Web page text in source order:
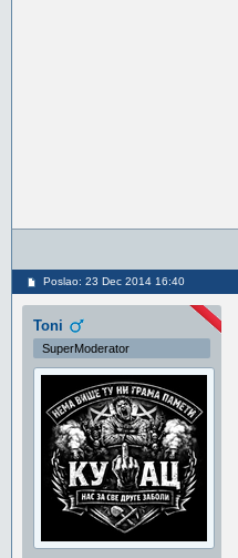
Poslao: 23 Dec 2014 16:40
Toni
SuperModerator